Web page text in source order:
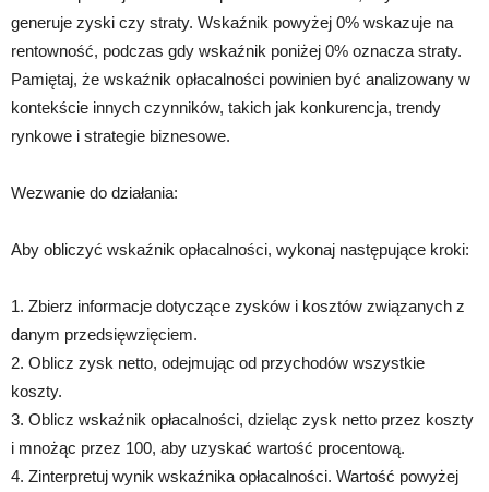
generuje zyski czy straty. Wskaźnik powyżej 0% wskazuje na
rentowność, podczas gdy wskaźnik poniżej 0% oznacza straty.
Pamiętaj, że wskaźnik opłacalności powinien być analizowany w
kontekście innych czynników, takich jak konkurencja, trendy
rynkowe i strategie biznesowe.
Wezwanie do działania:
Aby obliczyć wskaźnik opłacalności, wykonaj następujące kroki:
1. Zbierz informacje dotyczące zysków i kosztów związanych z
danym przedsięwzięciem.
2. Oblicz zysk netto, odejmując od przychodów wszystkie
koszty.
3. Oblicz wskaźnik opłacalności, dzieląc zysk netto przez koszty
i mnożąc przez 100, aby uzyskać wartość procentową.
4. Zinterpretuj wynik wskaźnika opłacalności. Wartość powyżej